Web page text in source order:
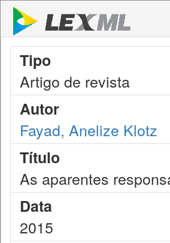
Tipo
Artigo de revista
Autor
Fayad, Anelize Klotz
Título
As aparentes
Data
2015